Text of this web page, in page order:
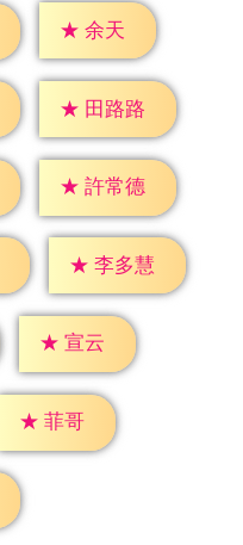
★ 余天
★ 田路路
★ 許常德
★ 李多慧
★ 宣云
★ 菲哥